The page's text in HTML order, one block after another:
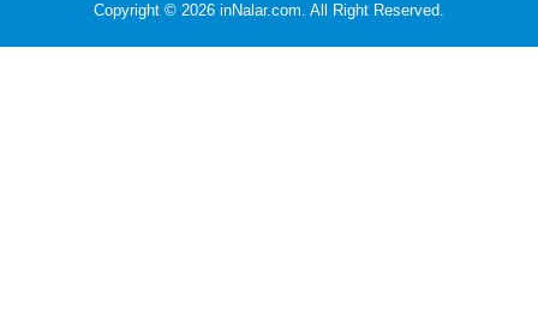
Copyright © 2026 inNalar.com. All Right Reserved.